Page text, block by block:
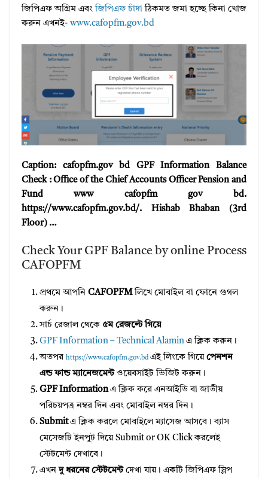
জিপিএফ অগ্রিম এবংজিপিএফ চাঁদা ঠিকমত জমা হচ্ছে কিনা খোজ
করুন এখনই- www.cafopfm.gov.bd
Caption: cafopfm.gov bd GPF Information Balance
Check : Office of the Chief Accounts Officer Pension and
Fund www cafopfm gov bd.
https://www.cafopfm.gov.bd/. Hishab Bhaban (3rd
Floor) …
Check Your GPF Balance by online Process
CAFOPFM
প্রথমে আপনি CAFOPFMলিখে মোবাইল বা ফোনে গুগল
করুন।
সার্চ রেজাল থেকে ৫ম রেজল্টে গিয়ে
GPF Information – Technical Alamin এ ক্লিক করুন।
অতপর https://www.cafopfm.gov.bd এই লিংকে গিয়ে পেনশন
এন্ড ফান্ড ম্যানেজমেন্টওয়েবসাইট ভিজিট করুন।
GPF Informationএ ক্লিক করে এনআইডি বা জাতীয়
পরিচয়পত্র নম্বর দিন এবং মোবাইল নম্বর দিন।
Submitএ ক্লিক করলে মোবাইলে ম্যাসেজ আসবে। ব্যাস
মেসেজটি ইনপুট দিয়ে Submit or OK Click করলেই
স্টেটমেন্ট দেখাবে।
এখনদু ধরনের স্টেটমেন্টদেখা যায়। একটি জিপিএফ স্লিপ